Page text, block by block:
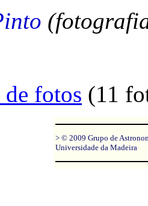
fotos (11
> © 2009 Grupo de
Universidade da Madeira